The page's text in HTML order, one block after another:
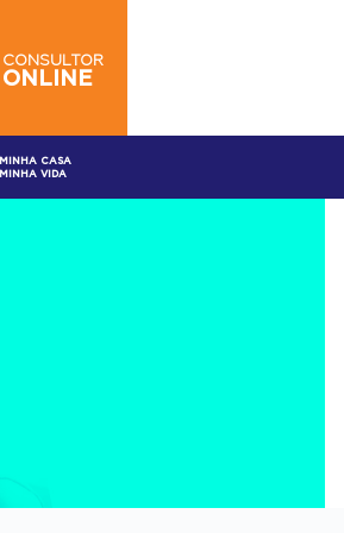
CONSULTOR
ONLINE
MINHA CASA
MINHA VIDA